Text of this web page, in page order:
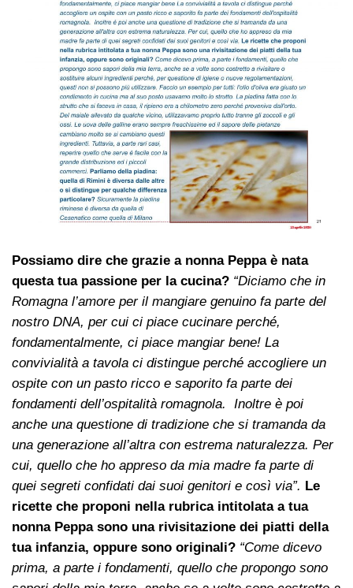
Possiamo dire che grazie a nonna Peppa è nata
questa tua passione per la cucina? “Diciamo che in
Romagna l’amore per il mangiare genuino fa parte del
nostro DNA, per cui ci piace cucinare perché,
fondamentalmente, ci piace mangiar bene! La
convivialità a tavola ci distingue perché accogliere un
ospite con un pasto ricco e saporito fa parte dei
fondamenti dell’ospitalità romagnola. Inoltre è poi
anche una questione di tradizione che si tramanda da
una generazione all’altra con estrema naturalezza. Per
cui, quello che ho appreso da mia madre fa parte di
quei segreti confidati dai suoi genitori e così via”. Le
ricette che proponi nella rubrica intitolata a tua
nonna Peppa sono una rivisitazione dei piatti della
tua infanzia, oppure sono originali? “Come dicevo
prima, a parte i fondamenti, quello che propongo sono